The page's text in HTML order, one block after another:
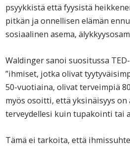
psyykkistä että fyysistä
pitkän ja onnellisen elämän
sosiaalinen asema,
Waldinger sanoi suositussa
”ihmiset, jotka olivat
50-vuotiaina, olivat terveimpiä
myös osoitti, että yksinäisyys
terveydellesi kuin tupakointi tai
Tämä ei tarkoita, että